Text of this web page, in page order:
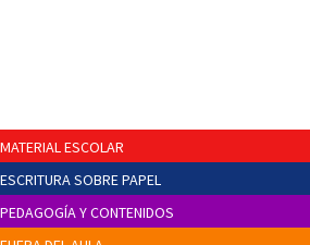
MATERIAL ESCOLAR
ESCRITURA SOBRE PAPEL
PEDAGOGÍA Y CONTENIDOS